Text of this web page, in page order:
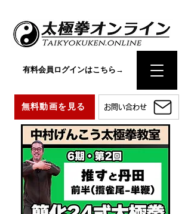
お問い合わせ
無料動画を見る
有料会員ログインはこちら→